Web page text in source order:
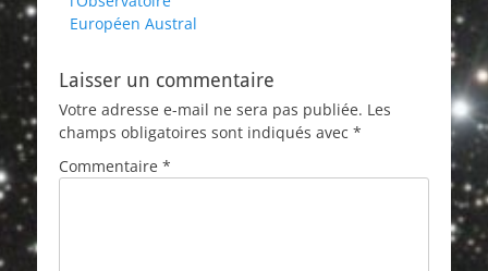
l’article
Européen Austral
Laisser un commentaire
Votre adresse e-mail ne sera pas publiée. Les
champs obligatoires sont indiqués avec *
Commentaire *